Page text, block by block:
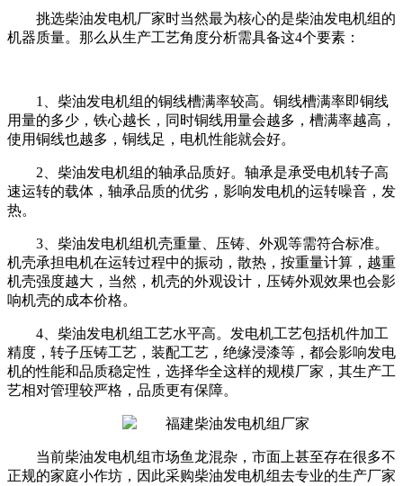
挑选柴油发电机厂家时当然最为核心的是柴油发电机组的
机器质量。那么从生产工艺角度分析需具备这4个要素：
1、柴油发电机组的铜线槽满率较高。铜线槽满率即铜线
用量的多少，铁心越长，同时铜线用量会越多，槽满率越高，
使用铜线也越多，铜线足，电机性能就会好。
2、柴油发电机组的轴承品质好。轴承是承受电机转子高
速运转的载体，轴承品质的优劣，影响发电机的运转噪音，发
热。
3、柴油发电机组机壳重量、压铸、外观等需符合标准。
机壳承担电机在运转过程中的振动，散热，按重量计算，越重
机壳强度越大，当然，机壳的外观设计，压铸外观效果也会影
响机壳的成本价格。
4、柴油发电机组工艺水平高。发电机工艺包括机件加工
精度，转子压铸工艺，装配工艺，绝缘浸漆等，都会影响发电
机的性能和品质稳定性，选择华全这样的规模厂家，其生产工
艺相对管理较严格，品质更有保障。
当前柴油发电机组市场鱼龙混杂，市面上甚至存在很多不
正规的家庭小作坊，因此采购柴油发电机组去专业的生产厂家